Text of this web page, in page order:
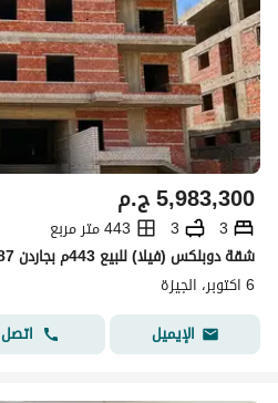
ج.م5,983,300
3
3
443 متر مربع
6 اكتوبر، الجيزة
الإيميل
اتصل